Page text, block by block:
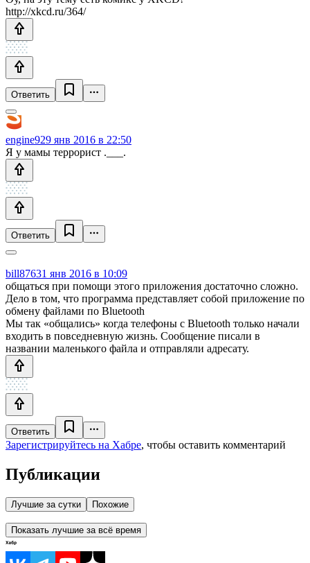
http://xkcd.ru/364/
Ответить
engine929 янв 2016 в 22:50
Я у мамы террорист .___.
Ответить
bill87631 янв 2016 в 10:09
общаться при помощи этого приложения достаточно сложно.
Дело в том, что программа представляет собой приложение по
обмену файлами по Bluetooth
Мы так «общались» когда телефоны с Bluetooth только начали
входить в повседневную жизнь. Сообщение писали в
названии маленького файла и отправляли адресату.
Ответить
Зарегистрируйтесь на Хабре, чтобы оставить комментарий
Публикации
Лучшие за сутки Похожие
Показать лучшие за всё время